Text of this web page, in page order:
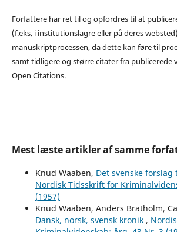
Forfattere har ret til og opfordres til at
(f.eks. i institutionslagre eller på deres
manuskriptprocessen, da dette kan føre til
samt tidligere og større citater fra
Open Citations.
Mest læste artikler af samme
Knud Waaben, Det svenske forslag
Nordisk Tidsskrift for
(1957)
Knud Waaben, Anders Bratholm,
Dansk, norsk, svensk kronik ,